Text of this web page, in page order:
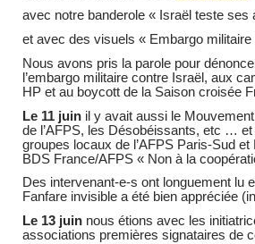
avec notre banderole « Israël teste
et avec des visuels « Embargo militaire
Nous avons pris la parole pour
l’embargo militaire contre Israël, aux
HP et au boycott de la Saison croisée
Le 11 juinil y avait aussi le
de l’AFPS, les Désobéissants, etc …
groupes locaux de l’AFPS Paris-Sud
BDS France/AFPS « Non à la
Des intervenant-e-s ont longuement lu
Fanfare invisible a été bien appréciée
Le 13 juinnous étions avec les
associations premières signataires de